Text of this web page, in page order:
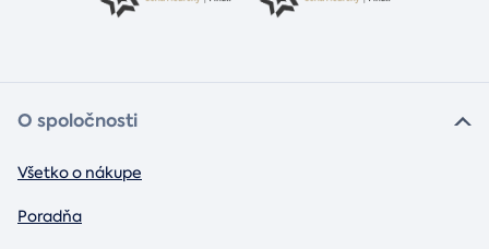
O spoločnosti
Všetko o nákupe
Poradňa